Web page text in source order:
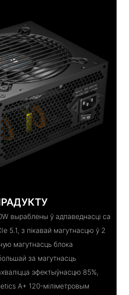
выраблены ў адпаведнасці са
5.1, з пікавай магутнасцю ў 2
магутнасць блока
за магутнасць
эфектыўнасцю 85%,
A+ 120-міліметровым